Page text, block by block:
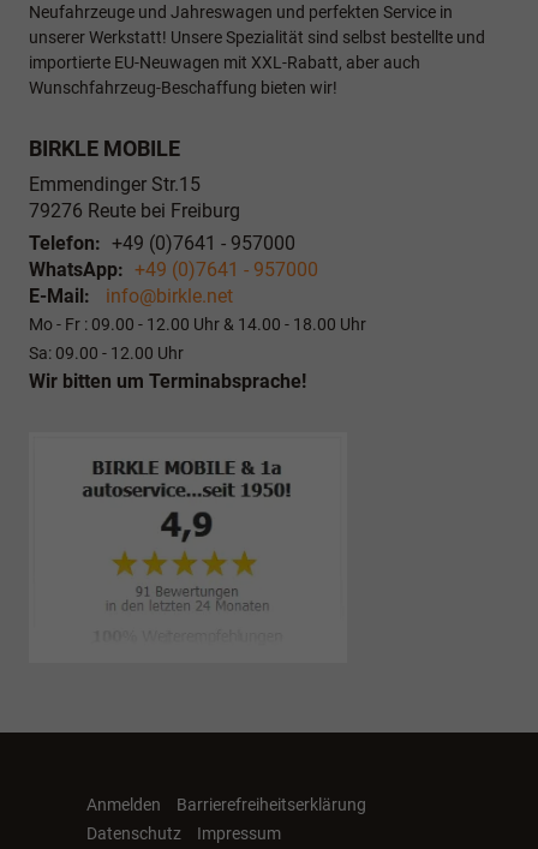
Neufahrzeuge und Jahreswagen und perfekten Service in
unserer Werkstatt! Unsere Spezialität sind selbst bestellte und
importierte EU-Neuwagen mit XXL-Rabatt, aber auch
Wunschfahrzeug-Beschaffung bieten wir!
BIRKLE MOBILE
Emmendinger Str.15
79276 Reute bei Freiburg
Telefon: +49 (0)7641 - 957000
WhatsApp: +49 (0)7641 - 957000
E-Mail:
info@birkle.net
Mo - Fr : 09.00 - 12.00 Uhr & 14.00 - 18.00 Uhr
Sa: 09.00 - 12.00 Uhr
Wir bitten um Terminabsprache!
Anmelden
Barrierefreiheitserklärung
Datenschutz
Impressum